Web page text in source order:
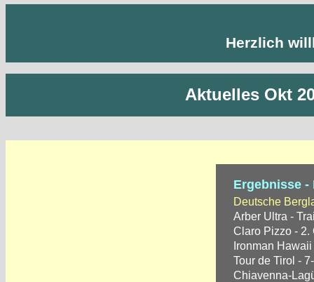
Herzlich
Aktuelles Okt
Ergebnisse -
Deutsche
Arber Ultra -
Claro Pizzo - 2.
Ironman
Tour de Tirol -
Chiavenna-